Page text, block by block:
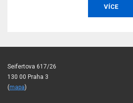
VÍCE
Seifertova 617/26
130 00 Praha 3
(mapa)